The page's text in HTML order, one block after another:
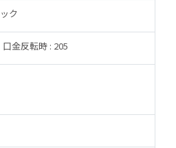
ク
口金反転時 : 205